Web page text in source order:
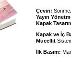
Çeviri:
Yayın
Kapak
Kapak ve İç
Mücellit
İlk Basım: